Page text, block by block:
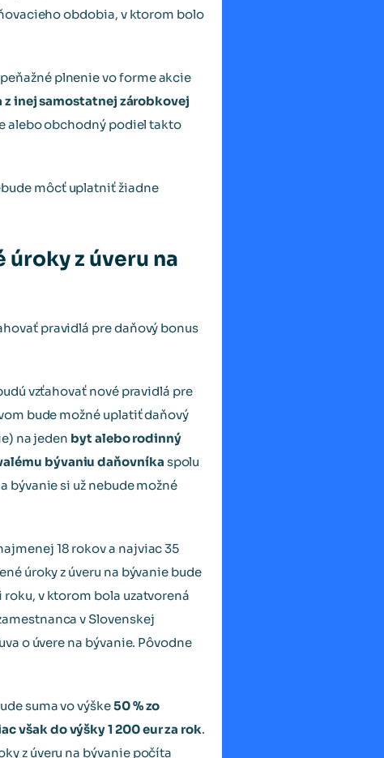
obdobia, v ktorom bolo
plnenie vo forme akcie
z inej samostatnej zárobkovej
alebo obchodný podiel takto
môcť uplatniť žiadne
z úveru na
pravidlá pre daňový bonus
vzťahovať nové pravidlá pre
bude možné uplatiť daňový
na jeden byt alebo rodinný
bývaniu daňovníka spolu
bývanie si už nebude možné
18 rokov a najviac 35
úroky z úveru na bývanie bude
v ktorom bola uzatvorená
v Slovenskej
o úvere na bývanie. Pôvodne
suma vo výške50 % zo
však do výšky 1 200 eur za rok.
z úveru na bývanie počíta